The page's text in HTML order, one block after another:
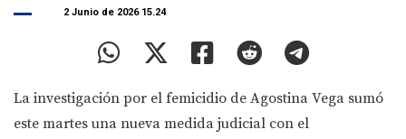
2 Junio de 2026 15.24
La investigación por el femicidio de Agostina Vega sumó
este martes una nueva medida judicial con el